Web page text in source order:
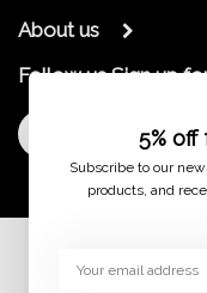
About us
Follow us Sign up
©
5%
Subscribe to our
products, and